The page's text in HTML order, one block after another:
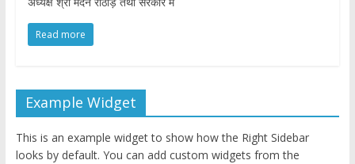
Read more
Example Widget
This is an example widget to show how the Right Sidebar
looks by default. You can add custom widgets from the